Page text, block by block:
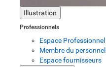
Illustration
Professionnels
Espace
Membre du
Espace fournisseurs